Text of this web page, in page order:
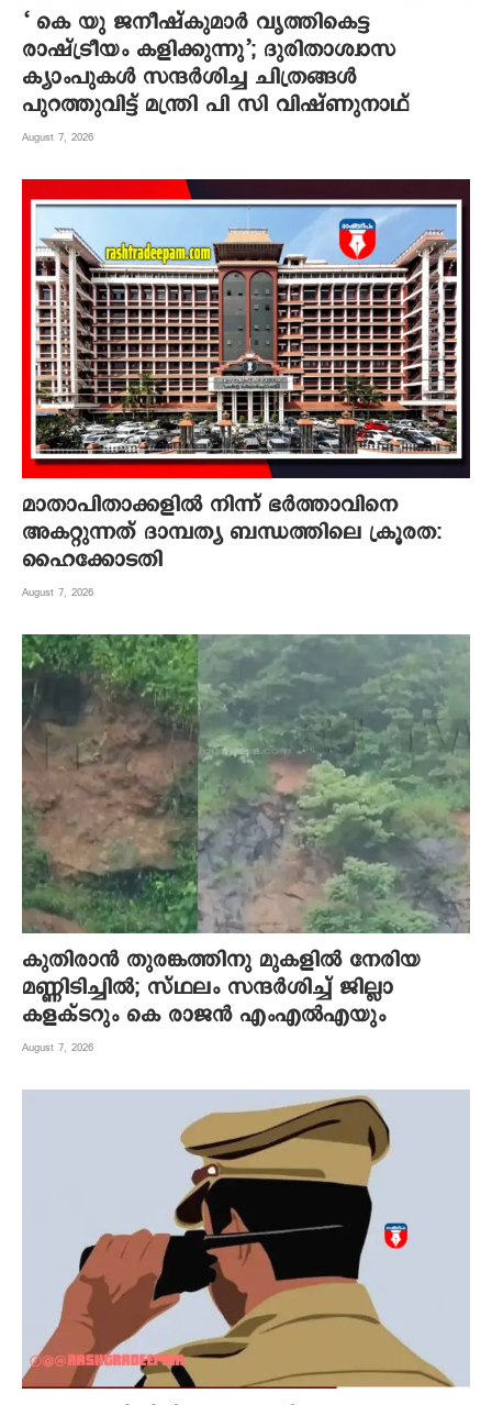
‘ കെ യു ജനീഷ്‌കുമാര്‍ വൃത്തികെട്ട
രാഷ്ട്രീയം കളിക്കുന്നു’; ദുരിതാശ്വാസ
ക്യാംപുകള്‍ സന്ദര്‍ശിച്ച ചിത്രങ്ങള്‍
പുറത്തുവിട്ട് മന്ത്രി പി സി വിഷ്ണുനാഥ്
August 7, 2026
മാതാപിതാക്കളില്‍ നിന്ന് ഭര്‍ത്താവിനെ
അകറ്റുന്നത് ദാമ്പത്യ ബന്ധത്തിലെ ക്രൂരത:
ഹൈക്കോടതി
August 7, 2026
കുതിരാന്‍ തുരങ്കത്തിനു മുകളില്‍ നേരിയ
മണ്ണിടിച്ചില്‍; സ്ഥലം സന്ദര്‍ശിച്ച് ജില്ലാ
കളക്ടറും കെ രാജന്‍ എംഎല്‍എയും
August 7, 2026